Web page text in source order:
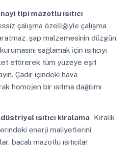
tipi mazotlu ısıtıcı
çalışma özelliğiyle çalışma
şap malzemesinin düzgün
sağlamak için ısıtıcıyı
ettirerek tüm yüzeye eşit
Çadır içindeki hava
homojen bir ısıtma dağılımı
ısıtıcı kiralamaKiralık
enerji maliyetlerini
bacalı mazotlu ısıtıcılar